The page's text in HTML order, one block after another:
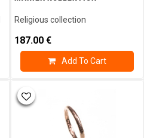
Religious collection
187.00 €
Add To Cart